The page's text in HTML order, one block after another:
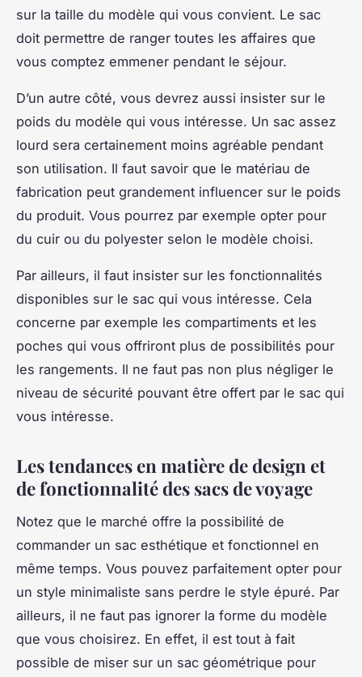
sur la taille du modèle qui vous convient. Le sac
doit permettre de ranger toutes les affaires que
vous comptez emmener pendant le séjour.
D’un autre côté, vous devrez aussi insister sur le
poids du modèle qui vous intéresse. Un sac assez
lourd sera certainement moins agréable pendant
son utilisation. Il faut savoir que le matériau de
fabrication peut grandement influencer sur le poids
du produit. Vous pourrez par exemple opter pour
du cuir ou du polyester selon le modèle choisi.
Par ailleurs, il faut insister sur les fonctionnalités
disponibles sur le sac qui vous intéresse. Cela
concerne par exemple les compartiments et les
poches qui vous offriront plus de possibilités pour
les rangements. Il ne faut pas non plus négliger le
niveau de sécurité pouvant être offert par le sac qui
vous intéresse.
Les tendances en matière de design et
de fonctionnalité des sacs de voyage
Notez que le marché offre la possibilité de
commander un sac esthétique et fonctionnel en
même temps. Vous pouvez parfaitement opter pour
un style minimaliste sans perdre le style épuré. Par
ailleurs, il ne faut pas ignorer la forme du modèle
que vous choisirez. En effet, il est tout à fait
possible de miser sur un sac géométrique pour